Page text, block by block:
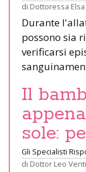
di Dottoressa
Durante
possono sia
verificarsi
Il
sole:
Gli Specialisti
di Dottor Leo